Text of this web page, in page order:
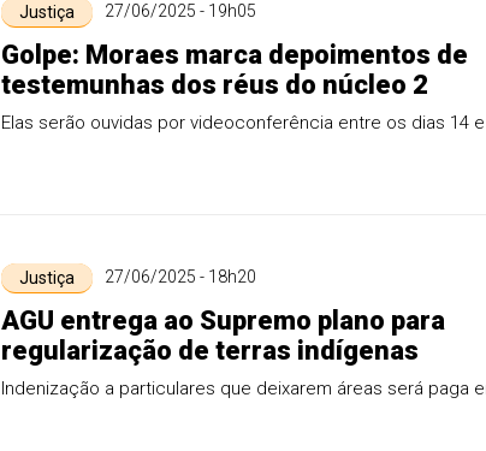
Justiça 27/06/2025 - 19h05
Golpe: Moraes marca depoimentos de
testemunhas dos réus do núcleo 2
Elas serão ouvidas por videoconferência entre os dias 14
Justiça 27/06/2025 - 18h20
AGU entrega ao Supremo plano para
regularização de terras indígenas
Indenização a particulares que deixarem áreas será paga